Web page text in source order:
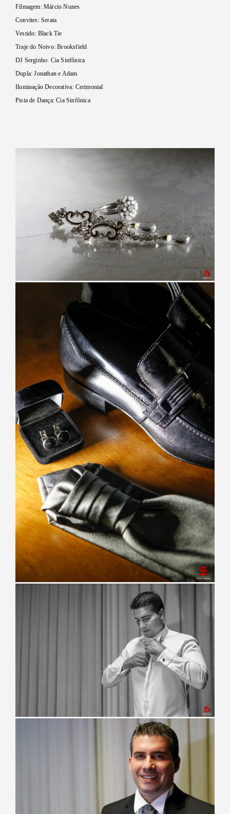
Filmagem: Márcio Nunes
Convites: Serata
Vestido: Black Tie
Traje do Noivo: Brooksfield
DJ Serginho: Cia Sinfônica
Dupla: Jonathan e Adam
Iluminação Decorativa: Cerimonial
Pista de Dança: Cia Sinfônica